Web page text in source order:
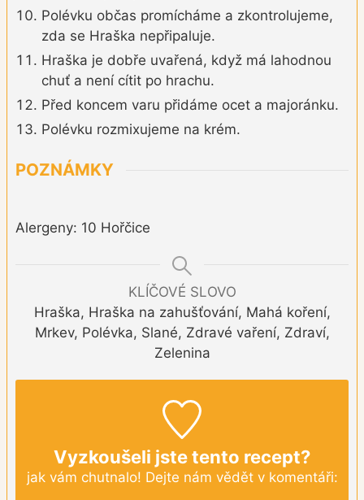
Polévku občas promícháme a zkontrolujeme,
zda se Hraška nepřipaluje.
Hraška je dobře uvařená, když má lahodnou
chuť a není cítit po hrachu.
Před koncem varu přidáme ocet a majoránku.
Polévku rozmixujeme na krém.
POZNÁMKY
Alergeny: 10 Hořčice
KLÍČOVÉ SLOVO
Hraška, Hraška na zahušťování, Mahá koření,
Mrkev, Polévka, Slané, Zdravé vaření, Zdraví,
Zelenina
Vyzkoušeli jste tento recept?
jak vám chutnalo! Dejte nám vědět v komentáři: